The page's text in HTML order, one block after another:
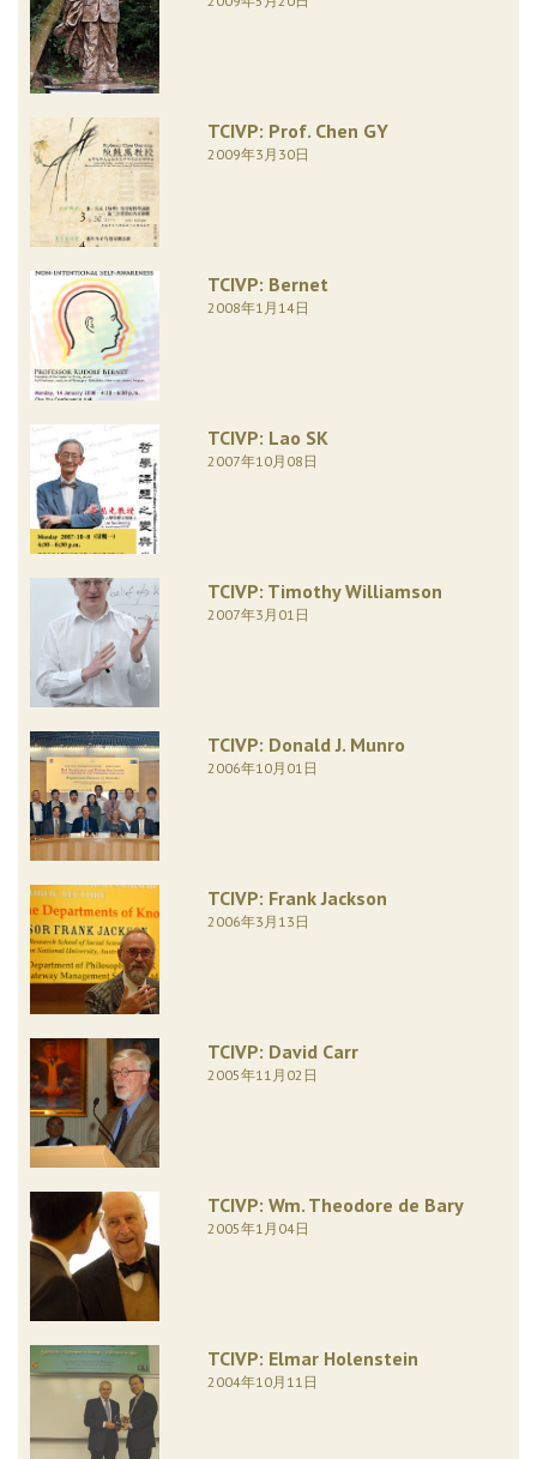
TCIVP: Prof. Chen GY
2009年3月30日
TCIVP: Bernet
2008年1月14日
TCIVP: Lao SK
2007年10月08日
TCIVP: Timothy Williamson
2007年3月01日
TCIVP: Donald J. Munro
2006年10月01日
TCIVP: Frank Jackson
2006年3月13日
TCIVP: David Carr
2005年11月02日
TCIVP: Wm. Theodore de Bary
2005年1月04日
TCIVP: Elmar Holenstein
2004年10月11日